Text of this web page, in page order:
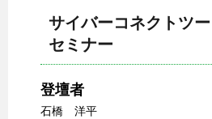
サイバーコネクトツ
セミナー
登壇者
石橋 洋平